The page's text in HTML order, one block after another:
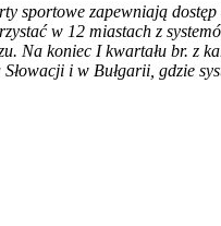
sportowe zapewniają
w 12 miastach z
Na koniec I kwartału br. z
i w Bułgarii, gdzie